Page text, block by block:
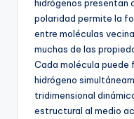
hidrógenos presentan
polaridad permite la
entre moléculas
muchas de las
Cada molécula
hidrógeno
tridimensional
estructural al medio